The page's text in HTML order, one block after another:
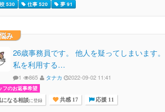
530
仕事 520 夢 91
み
26歳事務員です。 他人を疑ってしまいます。
私を利用する…
1 865 タナカ 2022-09-02 11:41
フのお返事希望
になる相談に登録 共感 17 応援 11